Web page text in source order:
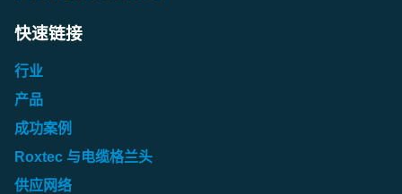
快速链接
行业
产品
成功案例
Roxtec 与电缆格兰头
供应网络